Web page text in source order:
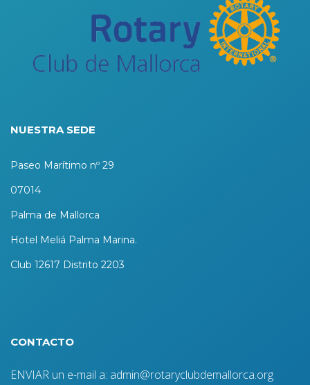
NUESTRA SEDE
Paseo Marítimo nº 29
07014
Palma de Mallorca
Hotel Meliá Palma Marina.
Club 12617 Distrito 2203
CONTACTO
ENVIAR un e-mail a: admin@rotaryclubdemallorca.org